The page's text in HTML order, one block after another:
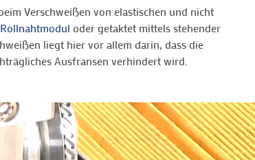
Verschweißen von elastischen und nicht
Rollnahtmodul oder getaktet mittels stehender
liegt hier vor allem darin, dass die
Ausfransen verhindert wird.